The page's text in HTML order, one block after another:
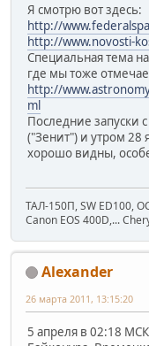
Я смотрю вот здесь:
http://
http://www.novosti-
Специальная тема
где мы тоже
http://
ml
Последние запуски
("Зенит") и утром 28
хорошо видны,
ТАЛ-150П, SW ED100,
Canon EOS 400D,...
Alexander
26 марта 2011, 13:15:20
5 апреля в 02:18